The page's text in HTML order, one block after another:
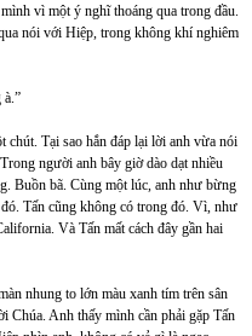
vì một ý nghĩ thoáng qua trong đầu.
nói với Hiệp, trong không khí nghiêm
à.”
Tại sao hắn đáp lại lời anh vừa nói
người anh bây giờ dào dạt nhiều
Buồn bã. Cùng một lúc, anh như bừng
Tấn cũng không có trong đó. Vì, như
Và Tấn mất cách đây gần hai
nhung to lớn màu xanh tím trên sân
Chúa. Anh thấy mình cần phải gặp Tấn